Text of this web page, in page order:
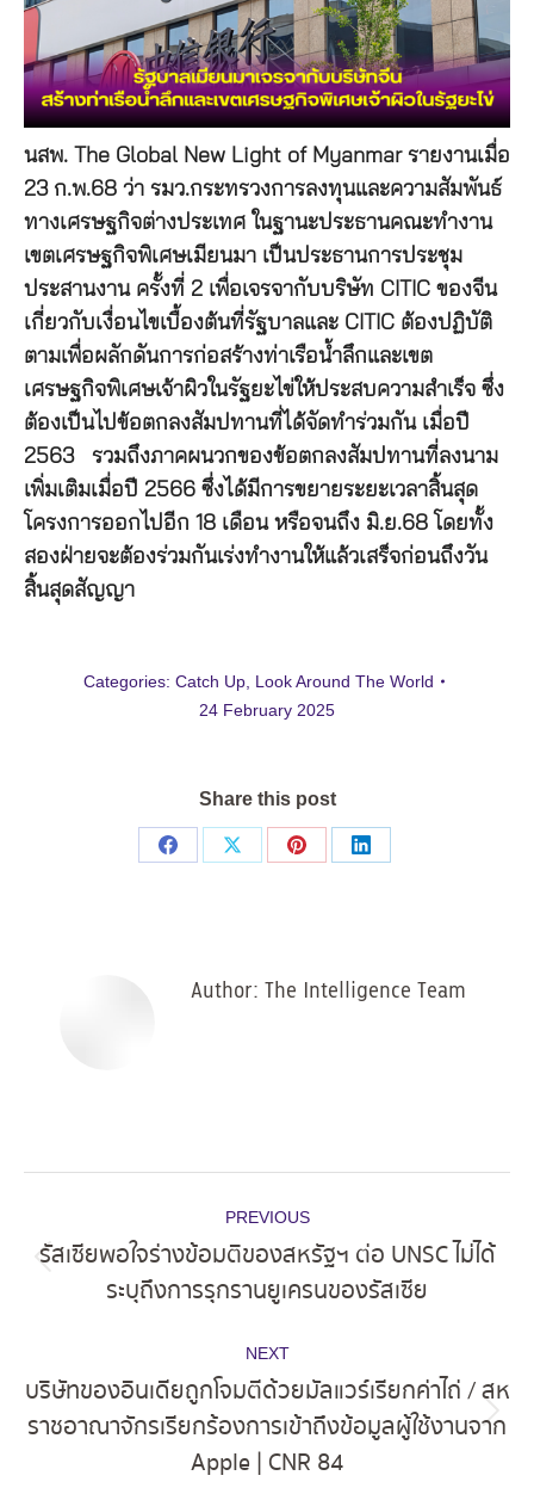
นสพ. The Global New Light of Myanmar รายงานเมื่อ
23 ก.พ.68 ว่า รมว.กระทรวงการลงทุนและความสัมพันธ์
ทางเศรษฐกิจต่างประเทศ ในฐานะประธานคณะทำงาน
เขตเศรษฐกิจพิเศษเมียนมา เป็นประธานการประชุม
ประสานงาน ครั้งที่ 2 เพื่อเจรจากับบริษัท CITIC ของจีน
เกี่ยวกับเงื่อนไขเบื้องต้นที่รัฐบาลและ CITIC ต้องปฏิบัติ
ตามเพื่อผลักดันการก่อสร้างท่าเรือน้ำลึกและเขต
เศรษฐกิจพิเศษเจ้าผิวในรัฐยะไข่ให้ประสบความสำเร็จ ซึ่ง
ต้องเป็นไปข้อตกลงสัมปทานที่ได้จัดทำร่วมกัน เมื่อปี
2563 รวมถึงภาคผนวกของข้อตกลงสัมปทานที่ลงนาม
เพิ่มเติมเมื่อปี 2566 ซึ่งได้มีการขยายระยะเวลาสิ้นสุด
โครงการออกไปอีก 18 เดือน หรือจนถึง มิ.ย.68 โดยทั้ง
สองฝ่ายจะต้องร่วมกันเร่งทำงานให้แล้วเสร็จก่อนถึงวัน
สิ้นสุดสัญญา
Categories: Catch Up, Look Around The World
24 February 2025
Share this post
Share
Share
Share
Share
Author: The Intelligence Team
navigation
PREVIOUS
Previous
post:
รัสเซียพอใจร่างข้อมติของสหรัฐฯ ต่อ UNSC ไม่ได้
ระบุถึงการรุกรานยูเครนของรัสเซีย
NEXT
Next
post:
บริษัทของอินเดียถูกโจมตีด้วยมัลแวร์เรียกค่าไถ่ / สห
ราชอาณาจักรเรียกร้องการเข้าถึงข้อมูลผู้ใช้งานจาก
Apple | CNR 84